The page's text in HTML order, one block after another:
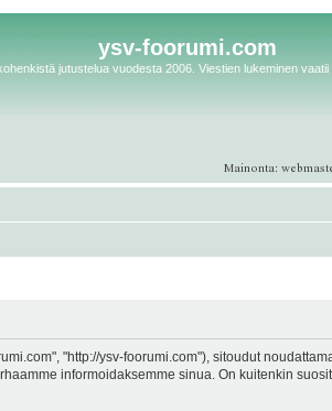
ysv-foorumi.com
jutustelua vuodesta 2006. Viestien lukeminen
"http://ysv-foorumi.com"), sitoudut
informoidaksemme sinua. On kuitenkin